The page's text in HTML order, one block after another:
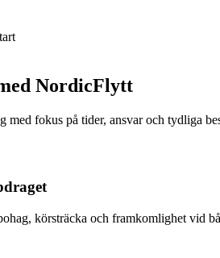
NordicFlytt
med fokus på tider, ansvar och tydliga
körsträcka och framkomlighet vid